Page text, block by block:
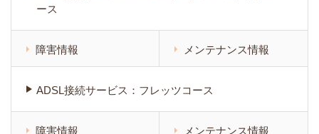
ース
障害情報 メンテナンス情報
ADSL接続サービス：フレッツコース
障害情報 メンテナンス情報